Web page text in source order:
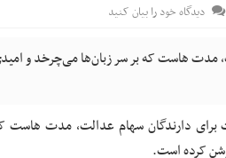
دیدگاه خود را بیان کنید
مدت هاست که بر سر زبان‌ها می‌چرخد و
دارندگان سهام عدالت، مدت هاست
کرده است.